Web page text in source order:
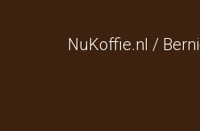
NuKoffie.nl /